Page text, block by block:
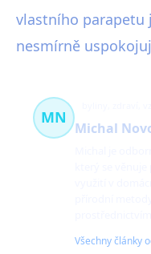
vlastního parapetu
nesmírně
MN
Michal
Všechny články